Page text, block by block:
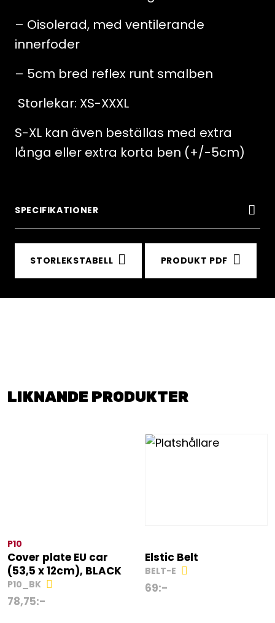
– Oisolerad, med ventilerande
innerfoder
– 5cm bred reflex runt smalben
Storlekar: XS-XXXL
S-XL kan även beställas med extra
långa eller extra korta ben (+/-5cm)
SPECIFIKATIONER
STORLEKSTABELL PRODUKT PDF
LIKNANDE PRODUKTER
P10
Cover plate EU car
(53,5 x 12cm), BLACK
P10_BK
78,75:-
Elstic Belt
BELT-E
69:-